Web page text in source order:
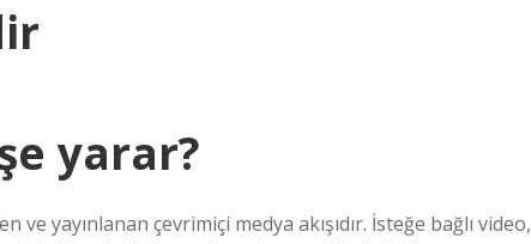
yarar?
ve yayınlanan çevrimiçi medya akışıdır. İsteğe bağlı video,